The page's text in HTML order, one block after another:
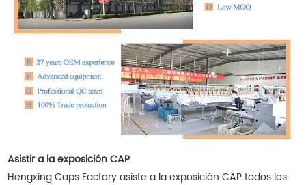
Asistir a la exposición CAP
Hengxing Caps Factory asiste a la exposición CAP todos los